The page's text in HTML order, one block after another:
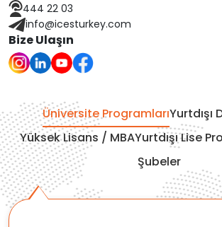
Finlandiya
Çekya
İrlanda
İsviçre
Polonya
444 22 03
info@icesturkey.com
Bize Ulaşın
Üniversite ProgramlarıYurtdışı
Yüksek Lisans / MBAYurtdışı Lise
Şubeler